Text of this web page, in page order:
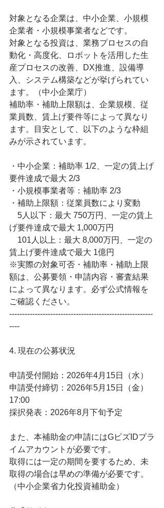
対象となる企業は、中小企業、小規模
企業者・小規模事業者などです。
対象となる投資は、業務プロセスの自
動化・高度化、ロボットを活用した生
産プロセスの改善、DX推進、設備導
入、システム構築などが挙げられてい
ます。（中小企業庁）
補助率・補助上限額は、企業規模、従
業員数、賃上げ要件等によって異なり
ます。目安として、以下のような枠組
みが示されています。
・中小企業：補助率 1/2、一定の賃上げ
要件達成で最大 2/3
・小規模事業者等：補助率 2/3
・補助上限額：従業員数により変動
5人以下：最大 750万円、一定の賃上
げ要件達成で最大 1,000万円
101人以上：最大 8,000万円、一定の
賃上げ要件達成で最大 1億円
※実際の対象可否・補助率・補助上限
額は、公募要領・申請内容・審査結果
によって異なります。必ず公式情報を
ご確認ください。
--------------------------------------------------------
----
4. 現在の公募状況
申請受付開始：2026年4月15日（水）
申請受付締切：2026年5月15日（金）
17:00
採択発表：2026年8月下旬予定
また、本補助金の申請にはGビズIDプラ
イムアカウントが必要です。
取得には一定の期間を要するため、未
取得の場合は早めの準備が必要です。
（中小企業省力化投資補助金）